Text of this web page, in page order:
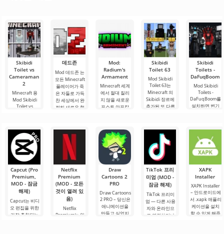
Skibidi
Toilet vs
Cameraman
2
Minecraft 용
Mod Skibidi
Toilet vs
기에 빠져들게
하며 Skibidi 화
장실의 캐릭터
가 주로 참여하
게
데드존
Mod 데드존 는
모든 Minecraft
플레이어가 죽
은 자들로 가득
찬 세상에서 완
전히 새로운 형
하는 실제 테스
트입니다. 이 애
드온이 제공하
는
Mod:
Radium's
Armament
Minecraft 세계
에서 절대 질리
지 않을 새로운
포스트 아포칼
Mod Radium's
Armament이
그 증거입니다.
이.
Skibidi
Toilet 63
Mod Skibidi
Toilet 63는
Minecraft 의
Skibidi 장르에
추가된 또 다른
한 캐릭터입니
다. 우리의 고향
은
Skibidi
Toilets -
DaFuqBoom
Mod Skibidi
Toilets -
DaFuqBoom를
설치하면 변기
할 수 있습니다.
몹은 크기, 체력,
공격력이
Capcut (Pro
Premium,
MOD - 잠금
해제)
Capcut는 비디
오 편집을 위한
가장 추천되는
Netflix
Premium
(MOD - 모든
것이 열려 있
음)
Netflix
Premium는 안
Draw
Cartoons 2
PRO
Draw Cartoons
2 PRO – 당신은
애니메이션을
만들고 싶었지
TikTok 프리
미엄 (MOD -
잠금 해제)
TikTok 프리미
엄 — 다른 사용
자와 온라인으
로 연결하거나
XAPK
Installer
XAPK Installer
– 안드로이드에
서 .xapk 애플리
케이션을 설치
할 수 있게 해줍